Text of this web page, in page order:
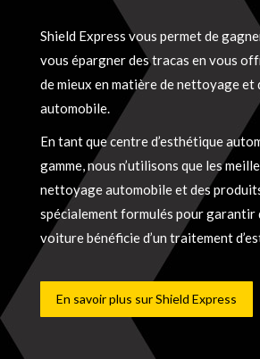
Shield Express vous permet de
vous épargner des tracas en vous
de mieux en matière de nettoyage et
automobile.
En tant que centre d’esthétique
gamme, nous n’utilisons que les
nettoyage automobile et des
spécialement formulés pour garantir
voiture bénéficie d’un traitement
En savoir plus sur Shield Express